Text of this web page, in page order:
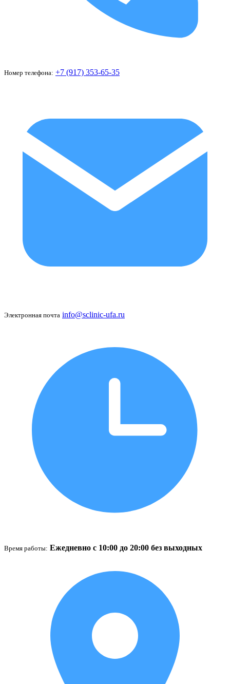
Номер телефона: +7 (917) 353-65-35
Электронная почта info@sclinic-ufa.ru
Время работы: Ежедневно с 10:00 до 20:00 без выходных